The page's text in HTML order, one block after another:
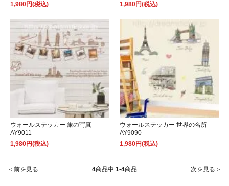
1,980円(税込)
1,980円(税込)
ウォールステッカー 旅の写真
AY9011
1,980円(税込)
ウォールステッカー 世界の名所
AY9090
1,980円(税込)
＜前を見る 4商品中 1-4商品 次を見る＞